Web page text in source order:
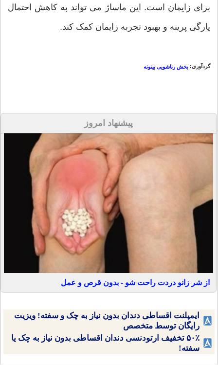
برای زایمان است. این ماساژ می تواند به کاهش احتمال
پارگی پرینه و بهبود تجربه زایمان کمک کند.
گردآوری: بخش رناشویی بیتوته
پیشنهاد امروز
از شر زانو دردت راحت شو - بدون قرص و عمل
ایمپلنت اقساطی دندان بدون نیاز به چک و سفته! ویزیت
رایگان توسط متخصص
۵۰٪ تخفیف ارتودنسی دندان اقساطی بدون نیاز به چک یا
سفته!